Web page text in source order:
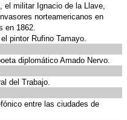
el militar Ignacio de la Llave,
norteamericanos en
en 1862.
pintor Rufino Tamayo.
diplomático Amado Nervo.
del Trabajo.
entre las ciudades de